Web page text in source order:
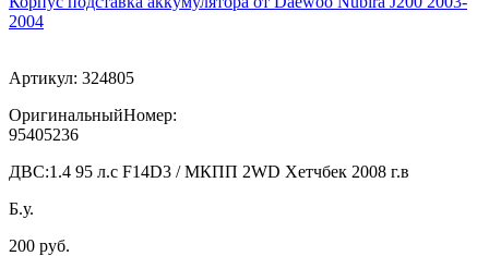
2004
Артикул: 324805
ОригинальныйНомер:
95405236
ДВС:1.4 95 л.с F14D3 / МКПП 2WD Хетчбек 2008 г.в
Б.у.
200 руб.